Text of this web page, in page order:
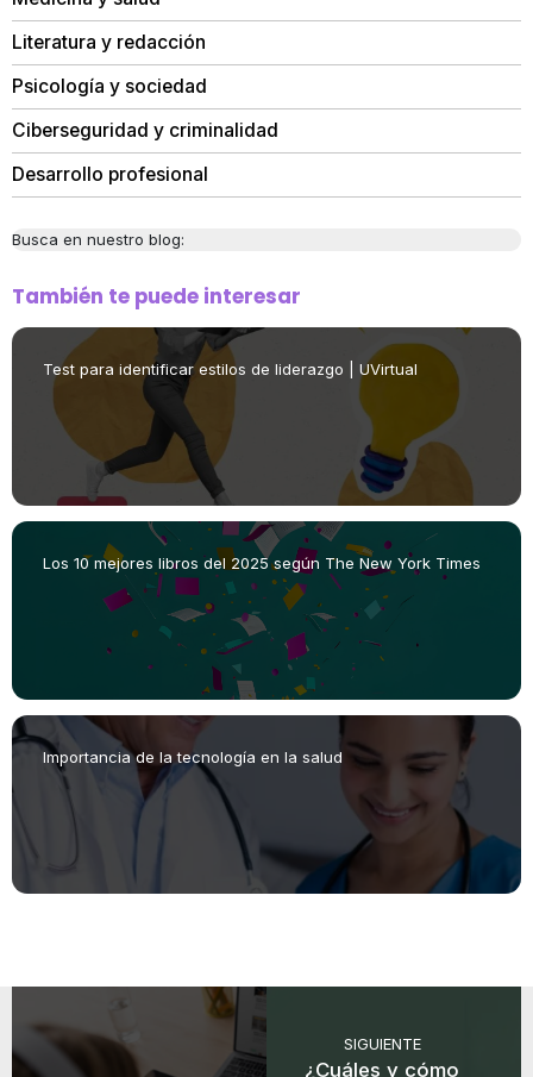
Literatura y redacción
Psicología y sociedad
Ciberseguridad y criminalidad
Desarrollo profesional
Busca en nuestro blog:
También te puede interesar
Test para identificar estilos de liderazgo | UVirtual
Los 10 mejores libros del 2025 según The New York Times
Importancia de la tecnología en la salud
SIGUIENTE
¿Cuáles y cómo